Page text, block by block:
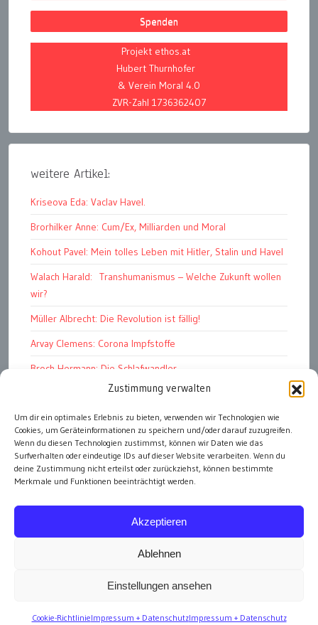
Zustimmung verwalten
Um dir ein optimales Erlebnis zu bieten, verwenden wir Technologien wie
Cookies, um Geräteinformationen zu speichern und/oder darauf zuzugreifen.
Wenn du diesen Technologien zustimmst, können wir Daten wie das
Surfverhalten oder eindeutige IDs auf dieser Website verarbeiten. Wenn du
deine Zustimmung nicht erteilst oder zurückziehst, können bestimmte
Merkmale und Funktionen beeinträchtigt werden.
Akzeptieren
Ablehnen
Einstellungen ansehen
Cookie-RichtlinieImpressum + DatenschutzImpressum + Datenschutz
Spenden
Projekt ethos.at
Hubert Thurnhofer
& Verein Moral 4.0
ZVR-Zahl 1736362407
weitere Artikel:
Kriseova Eda: Vaclav Havel.
Brorhilker Anne: Cum/Ex, Milliarden und Moral
Kohout Pavel: Mein tolles Leben mit Hitler, Stalin und Havel
Walach Harald: Transhumanismus – Welche Zukunft wollen
wir?
Müller Albrecht: Die Revolution ist fällig!
Arvay Clemens: Corona Impfstoffe
Broch Hermann: Die Schlafwandler
Kohout Pavel: Ende der Großen Ferien
Bonelli Raphael: Kopflos
Luczak Andreas: Deutschlands Energiewende
alle Artikel
Impressum